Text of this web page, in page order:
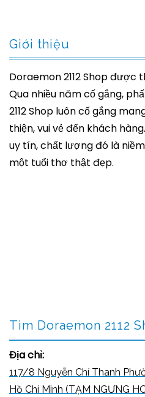
Giới thiệu
Doraemon 2112 Shop được
Qua nhiều năm cố gắng,
2112 Shop luôn cố gắng
thiện, vui vẻ đến khách
uy tín, chất lượng đó là
một tuổi thơ thật đẹp.
Tìm Doraemon 2112
Địa chỉ:
117/8 Nguyễn Chí Thanh
Hồ Chí Minh (TẠM NGƯNG